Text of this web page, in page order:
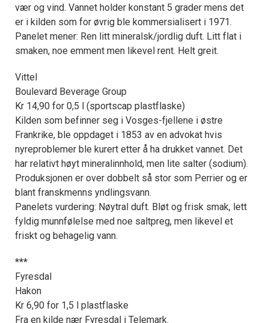
vær og vind. Vannet holder konstant 5 grader mens det
er i kilden som for øvrig ble kommersialisert i 1971.
Panelet mener: Ren litt mineralsk/jordlig duft. Litt flat i
smaken, noe emment men likevel rent. Helt greit.
Vittel
Boulevard Beverage Group
Kr 14,90 for 0,5 l (sportscap plastflaske)
Kilden som befinner seg i Vosges-fjellene i østre
Frankrike, ble oppdaget i 1853 av en advokat hvis
nyreproblemer ble kurert etter å ha drukket vannet. Det
har relativt høyt mineralinnhold, men lite salter (sodium).
Produksjonen er over dobbelt så stor som Perrier og er
blant franskmenns yndlingsvann.
Panelets vurdering: Nøytral duft. Bløt og frisk smak, lett
fyldig munnfølelse med noe saltpreg, men likevel et
friskt og behagelig vann.
***
Fyresdal
Hakon
Kr 6,90 for 1,5 l plastflaske
Fra en kilde nær Fyresdal i Telemark.